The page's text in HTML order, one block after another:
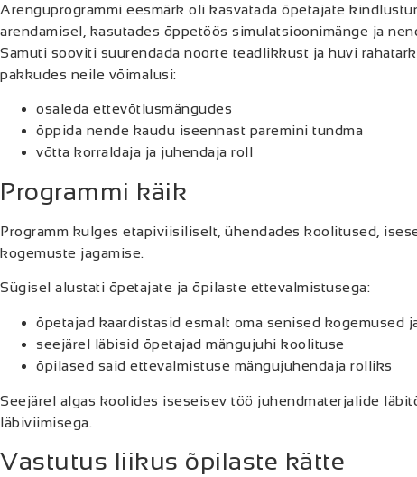
Arenguprogrammi eesmärk oli kasvatada õpetajate
arendamisel, kasutades õppetöös simulatsioonimänge ja
Samuti sooviti suurendada noorte teadlikkust ja huvi
pakkudes neile võimalusi:
osaleda ettevõtlusmängudes
õppida nende kaudu iseennast paremini tundma
võtta korraldaja ja juhendaja roll
Programmi käik
Programm kulges etapiviisiliselt, ühendades koolitused,
kogemuste jagamise.
Sügisel alustati õpetajate ja õpilaste ettevalmistusega:
õpetajad kaardistasid esmalt oma senised kogemused
seejärel läbisid õpetajad mängujuhi koolituse
õpilased said ettevalmistuse mängujuhendaja rolliks
Seejärel algas koolides iseseisev töö juhendmaterjalide
läbiviimisega.
Vastutus liikus õpilaste kätte